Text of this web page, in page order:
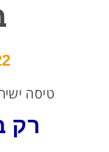
טיסה
רק